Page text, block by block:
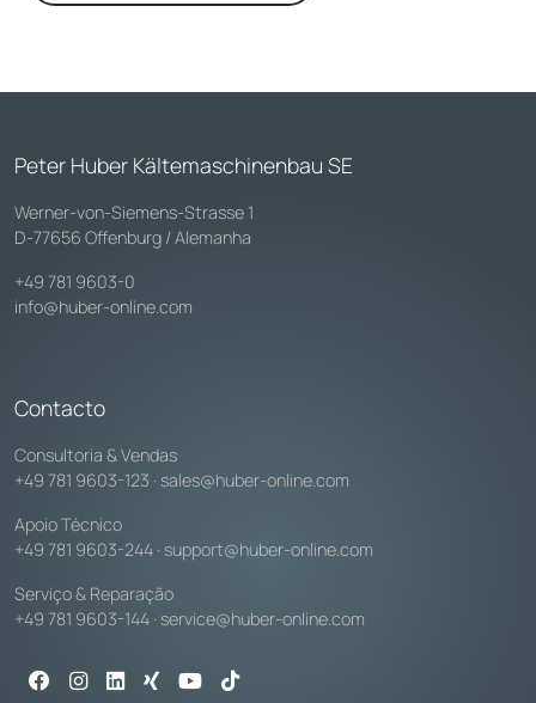
Peter Huber Kältemaschinenbau SE
Werner-von-Siemens-Strasse 1
D-77656 Offenburg / Alemanha
+49 781 9603-0
info@huber-online.com
Contacto
Consultoria & Vendas
+49 781 9603-123 · sales@huber-online.com
Apoio Técnico
+49 781 9603-244 · support@huber-online.com
Serviço & Reparação
+49 781 9603-144 · service@huber-online.com